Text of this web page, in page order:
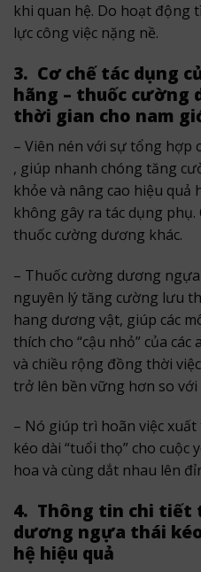
khi quan hệ. Do hoạt động
lực công việc nặng nề.
3. Cơ chế tác dụng
hãng – thuốc cường
thời gian cho nam
– Viên nén với sự tổng hợp
, giúp nhanh chóng tăng
khỏe và nâng cao hiệu quả
không gây ra tác dụng
thuốc cường dương khác.
– Thuốc cường dương
nguyên lý tăng cường lưu
hang dương vật, giúp các
thích cho “cậu nhỏ” của
và chiều rộng đồng thời
trở lên bền vững hơn so
– Nó giúp trì hoãn việc
kéo dài “tuổi thọ” cho cuộc
hoa và cùng dắt nhau lên
4. Thông tin chi tiết
dương ngựa thái
hệ hiệu quả